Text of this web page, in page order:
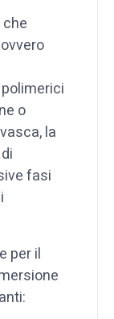
che
o
la
fasi
per il